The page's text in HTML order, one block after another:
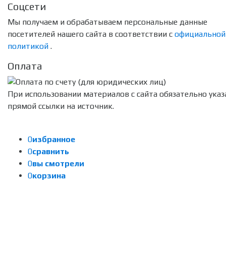
Соцсети
Мы получаем и обрабатываем персональные данные
посетителей нашего сайта в соответствии с официальной
политикой .
Оплата
При использовании материалов с сайта обязательно
прямой ссылки на источник.
0избранное
0сравнить
0вы смотрели
0корзина